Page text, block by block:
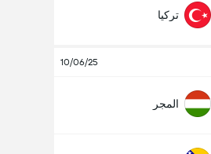
تركيا
10/06/25
المجر